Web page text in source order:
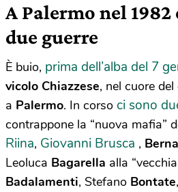
A Palermo nel
due guerre
È buio, prima dell’alba del 7
vicolo Chiazzese, nel cuore
a Palermo. In corso ci sono
contrappone la “nuova mafia”
Riina, Giovanni Brusca ,
Leoluca Bagarella alla
Badalamenti, Stefano Bontate